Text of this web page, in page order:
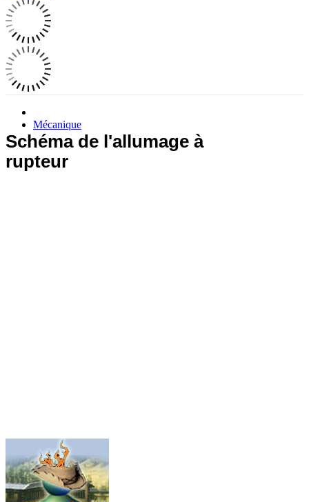
Mécanique
Schéma de l'allumage à
rupteur